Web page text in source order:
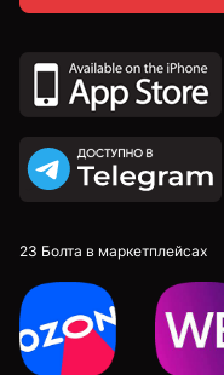
23 Болта в маркетплейсах